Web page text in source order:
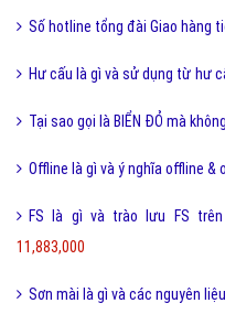
Số hotline tổng đài Giao hàng
Hư cấu là gì và sử dụng từ hư
Tại sao gọi là BIỂN ĐỎ mà
Offline là gì và ý nghĩa offline &
FS là gì và trào lưu FS
11,883,000
Sơn mài là gì và các nguyên